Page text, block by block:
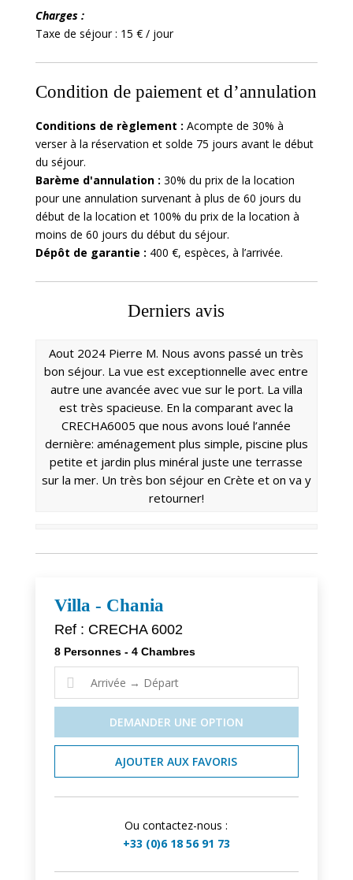
Charges :
Taxe de séjour : 15 € / jour
Condition de paiement et d’annulation
Conditions de règlement : Acompte de 30% à
verser à la réservation et solde 75 jours avant le début
du séjour.
Barème d'annulation : 30% du prix de la location
pour une annulation survenant à plus de 60 jours du
début de la location et 100% du prix de la location à
moins de 60 jours du début du séjour.
Dépôt de garantie : 400 €, espèces, à l’arrivée.
Derniers avis
Aout 2024 Pierre M. Nous avons passé un très
bon séjour. La vue est exceptionnelle avec entre
autre une avancée avec vue sur le port. La villa
est très spacieuse. En la comparant avec la
CRECHA6005 que nous avons loué l’année
dernière: aménagement plus simple, piscine plus
petite et jardin plus minéral juste une terrasse
sur la mer. Un très bon séjour en Crète et on va y
retourner!
Villa - Chania
Ref : CRECHA 6002
8 Personnes - 4 Chambres

DEMANDER UNE OPTION
AJOUTER AUX FAVORIS
Ou contactez-nous :
+33 (0)6 18 56 91 73